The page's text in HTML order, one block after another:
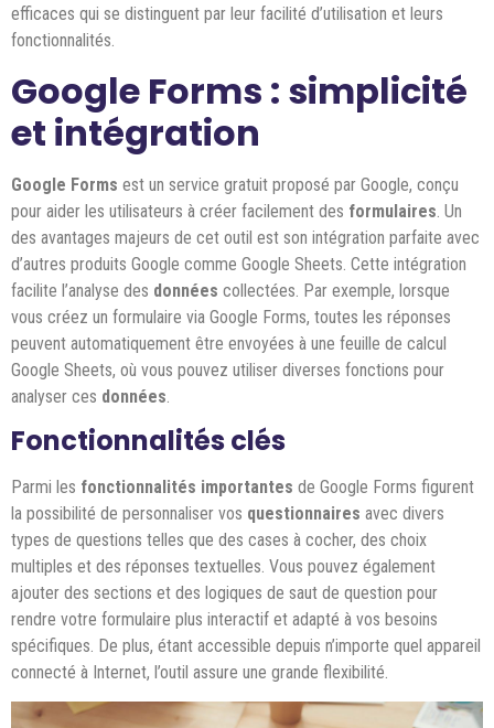
efficaces qui se distinguent par leur facilité d’utilisation et leurs
fonctionnalités.
Google Forms : simplicité
et intégration
Google Forms est un service gratuit proposé par Google, conçu
pour aider les utilisateurs à créer facilement des formulaires . Un
des avantages majeurs de cet outil est son intégration parfaite avec
d’autres produits Google comme Google Sheets. Cette intégration
facilite l’analyse des données collectées. Par exemple, lorsque
vous créez un formulaire via Google Forms, toutes les réponses
peuvent automatiquement être envoyées à une feuille de calcul
Google Sheets, où vous pouvez utiliser diverses fonctions pour
analyser ces données
Fonctionnalités clés
Parmi les fonctionnalités importantes de Google Forms figurent
la possibilité de personnaliser vos questionnaires avec divers
types de questions telles que des cases à cocher, des choix
multiples et des réponses textuelles. Vous pouvez également
ajouter des sections et des logiques de saut de question pour
rendre votre formulaire plus interactif et adapté à vos besoins
spécifiques. De plus, étant accessible depuis n’importe quel appareil
connecté à Internet, l’outil assure une grande flexibilité.